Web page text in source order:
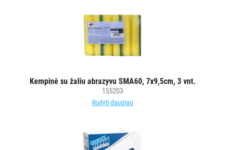
Kempinė su žaliu abrazyvu SMA60, 7x9,5cm, 3 vnt.
155203
Rodyti daugiau